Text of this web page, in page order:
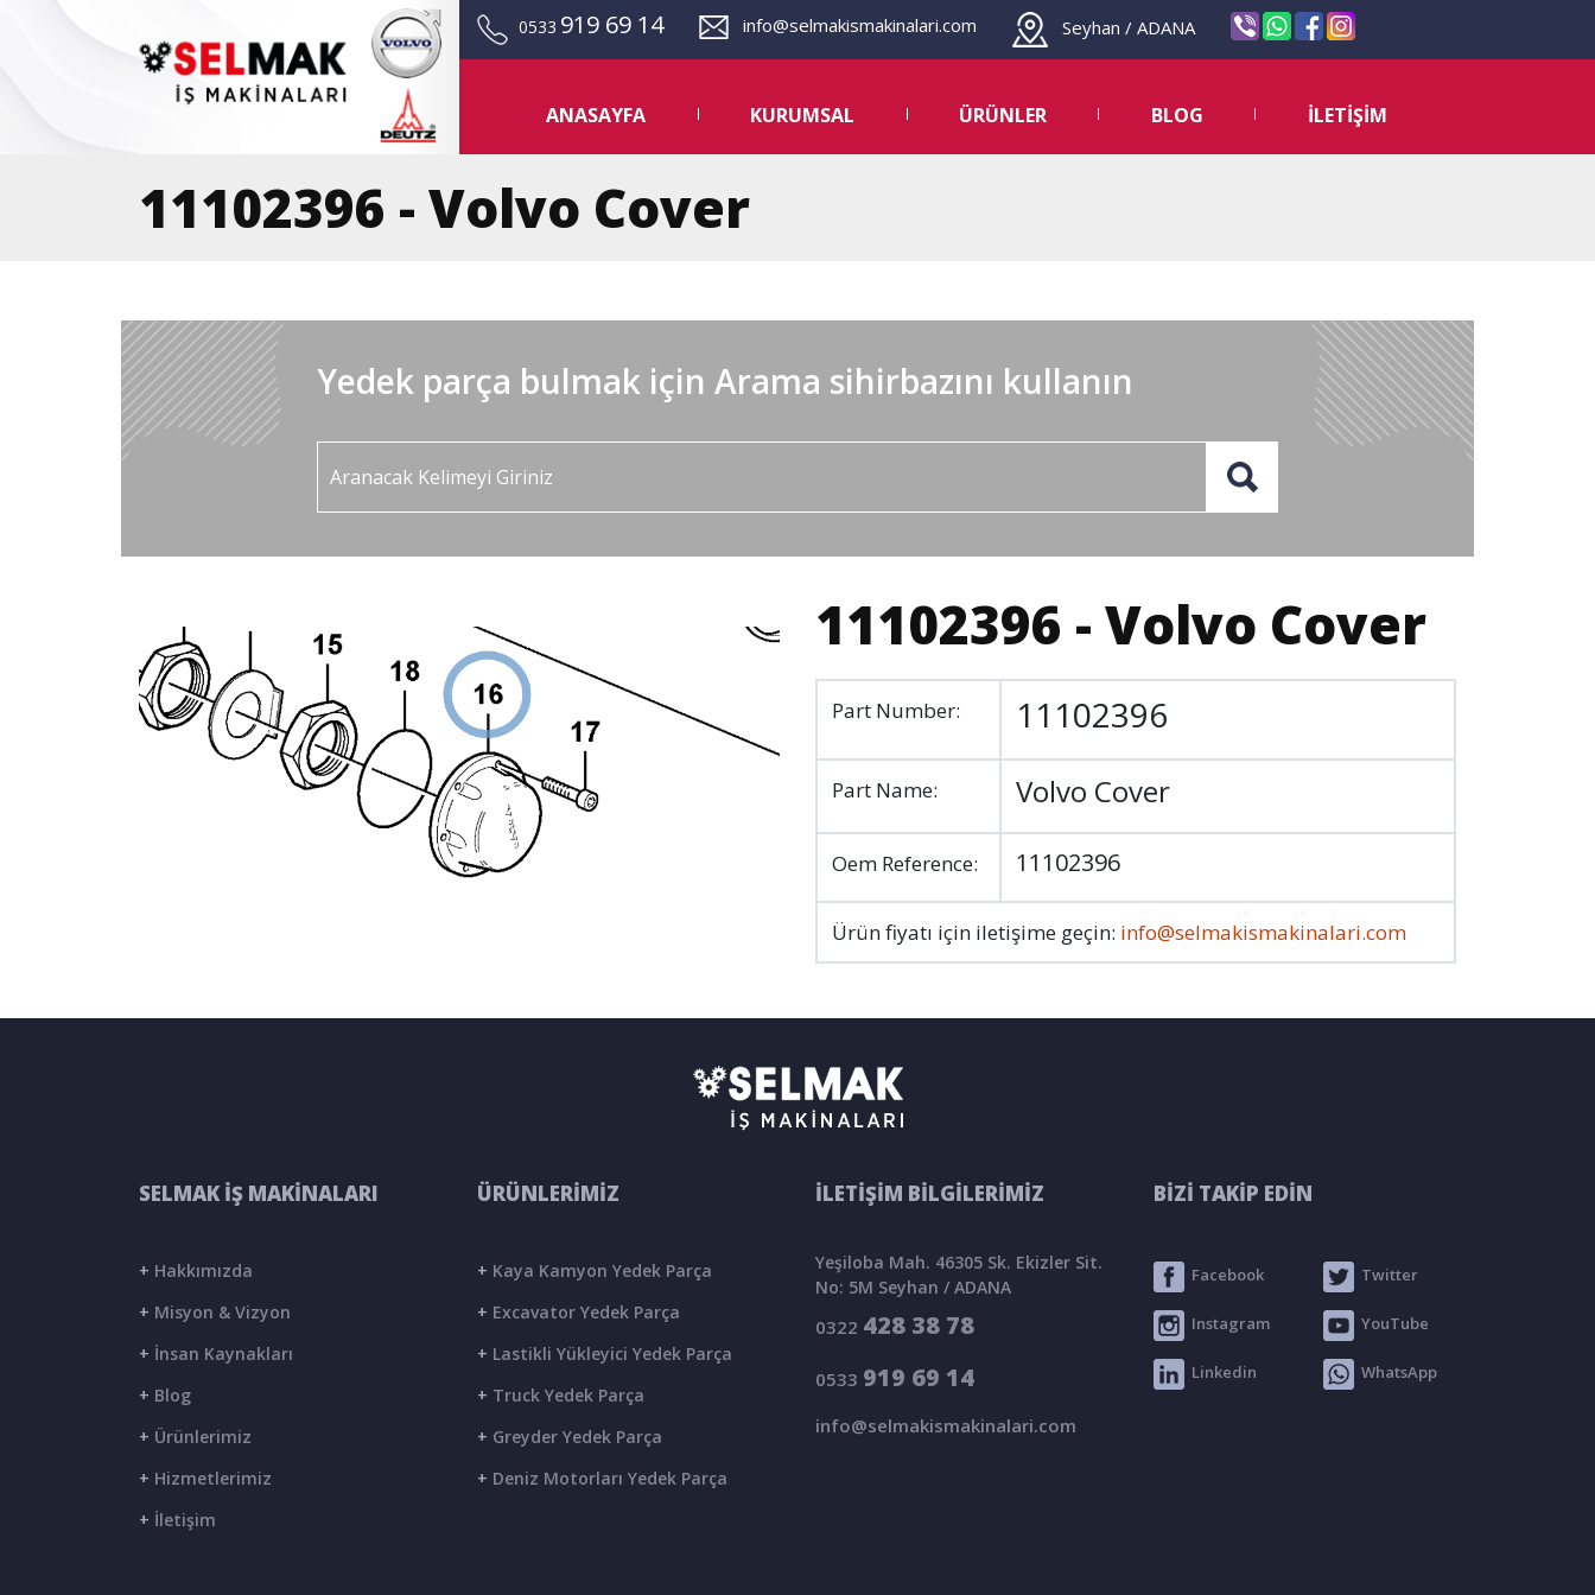
0533 919 69 14 info@selmakismakinalari.com Seyhan / ADANA
ANASAYFA KURUMSAL ÜRÜNLER BLOG İLETİŞİM
11102396 - Volvo Cover
Yedek parça bulmak için Arama sihirbazını kullanın
11102396 - Volvo Cover
Part Number: 11102396
Part Name: Volvo Cover
Oem Reference: 11102396
Ürün fiyatı için iletişime geçin: info@selmakismakinalari.com
SELMAK İŞ MAKİNALARI
+ Hakkımızda
+ Misyon & Vizyon
+ İnsan Kaynakları
+ Blog
+ Ürünlerimiz
+ Hizmetlerimiz
+ İletişim
ÜRÜNLERİMİZ
+ Kaya Kamyon Yedek Parça
+ Excavator Yedek Parça
+ Lastikli Yükleyici Yedek Parça
+ Truck Yedek Parça
+ Greyder Yedek Parça
+ Deniz Motorları Yedek Parça
İLETİŞİM BİLGİLERİMİZ
Yeşiloba Mah. 46305 Sk. Ekizler Sit.
No: 5M Seyhan / ADANA
0322 428 38 78
0533 919 69 14
info@selmakismakinalari.com
BİZİ TAKİP EDİN
Facebook Twitter
Instagram YouTube
Linkedin WhatsApp